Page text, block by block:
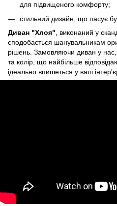
для підвищеного комфорту;
стильний дизайн, що пасує
Диван "Хлоя" , виконаний у
сподобається шанувальникам
рішень. Замовляючи диван у
та колір, що найбільше
ідеально впишеться у ваш